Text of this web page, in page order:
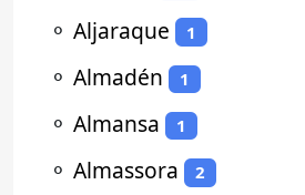
⚬ Aljaraque 1
⚬ Almadén 1
⚬ Almansa 1
⚬ Almassora 2